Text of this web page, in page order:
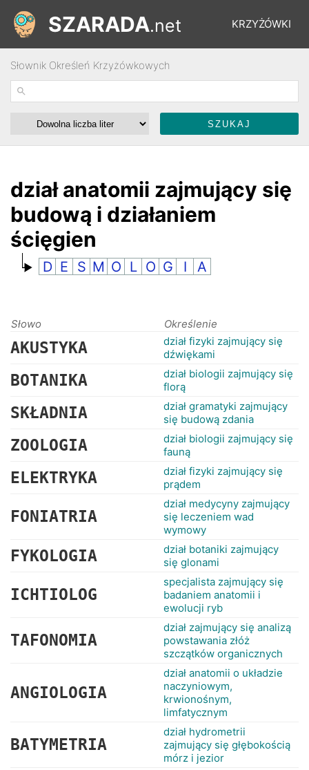
KRZYŻÓWKI
ŁAMIGŁÓWKI
SZARADA.net
Słownik Określeń Krzyżówkowych
dział anatomii zajmujący się
budową i działaniem
ścięgien
D E S M O L O G I A
Słowo Określenie
AKUSTYKA
dział fizyki zajmujący się
dźwiękami
BOTANIKA
dział biologii zajmujący się
florą
SKŁADNIA
dział gramatyki zajmujący
się budową zdania
ZOOLOGIA
dział biologii zajmujący się
fauną
ELEKTRYKA
dział fizyki zajmujący się
prądem
FONIATRIA
dział medycyny zajmujący
się leczeniem wad
wymowy
FYKOLOGIA
dział botaniki zajmujący
się glonami
ICHTIOLOG
specjalista zajmujący się
badaniem anatomii i
ewolucji ryb
TAFONOMIA
dział zajmujący się analizą
powstawania złóż
szczątków organicznych
ANGIOLOGIA
dział anatomii o układzie
naczyniowym,
krwionośnym,
limfatycznym
BATYMETRIA
dział hydrometrii
zajmujący się głębokością
mórz i jezior